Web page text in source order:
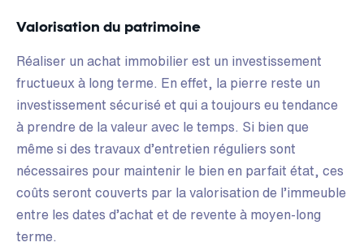
Valorisation du patrimoine
Réaliser un achat immobilier est un investissement
fructueux à long terme. En effet, la pierre reste un
investissement sécurisé et qui a toujours eu tendance
à prendre de la valeur avec le temps. Si bien que
même si des travaux d’entretien réguliers sont
nécessaires pour maintenir le bien en parfait état, ces
coûts seront couverts par la valorisation de l’immeuble
entre les dates d’achat et de revente à moyen-long
terme.